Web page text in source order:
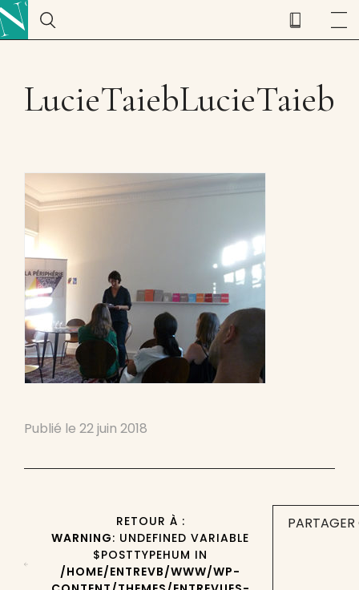
LucieTaiebLucieTaieb
Publié le 22 juin 2018
RETOUR À :
WARNING: UNDEFINED VARIABLE
$POSTTYPEHUM IN
/HOME/ENTREVB/WWW/WP-